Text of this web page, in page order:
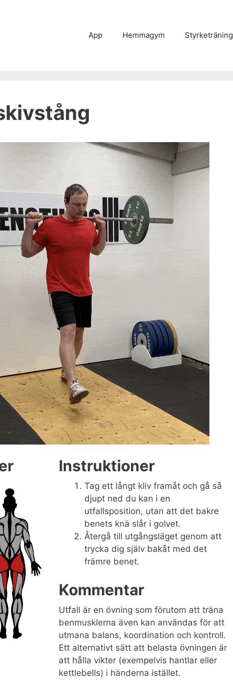
App Hemmagym Styrketräning
Instruktioner
Tag ett långt kliv framåt och gå så
djupt ned du kan i en
utfallsposition, utan att det bakre
benets knä slår i golvet.
Återgå till utgångsläget genom att
trycka dig själv bakåt med det
främre benet.
Kommentar
Utfall är en övning som förutom att träna
benmusklerna även kan användas för att
utmana balans, koordination och kontroll.
Ett alternativt sätt att belasta övningen är
att hålla vikter (exempelvis hantlar eller
kettlebells) i händerna istället.